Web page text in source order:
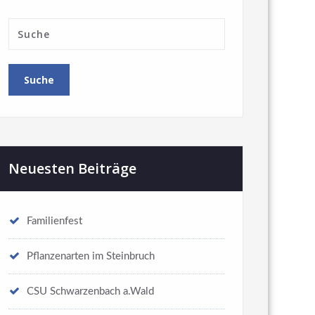
Neuesten Beiträge
Familienfest
Pflanzenarten im Steinbruch
CSU Schwarzenbach a.Wald